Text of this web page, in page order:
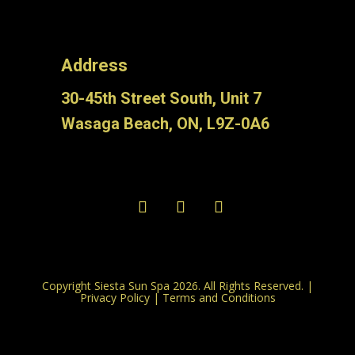
Address
30-45th Street South, Unit 7
Wasaga Beach, ON, L9Z-0A6
Copyright Siesta Sun Spa 2026. All Rights Reserved. |
Privacy Policy| Terms and Conditions